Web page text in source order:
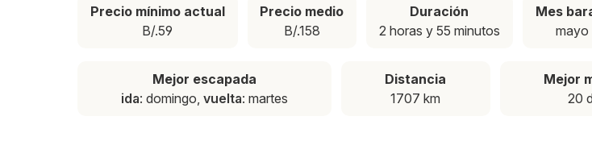
Precio mínimo actual
B/.59
Precio medio
B/.158
Duración
2 horas y 55 minutos
Mes
mayo
Mejor escapada
ida: domingo,vuelta: martes
Distancia
1707 km
Mejor
20